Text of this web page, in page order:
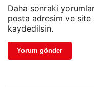
Daha sonraki
posta adresim ve site
kaydedilsin.